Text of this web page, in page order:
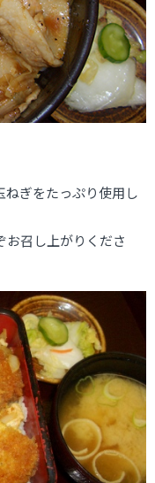
ねぎをたっぷり使用し
お召し上がりくださ